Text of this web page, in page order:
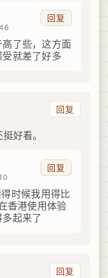
回复
了些，这方面
就差了好多
回复
好看。
回复
时候我用得比
香港使用体验
起来了
回复